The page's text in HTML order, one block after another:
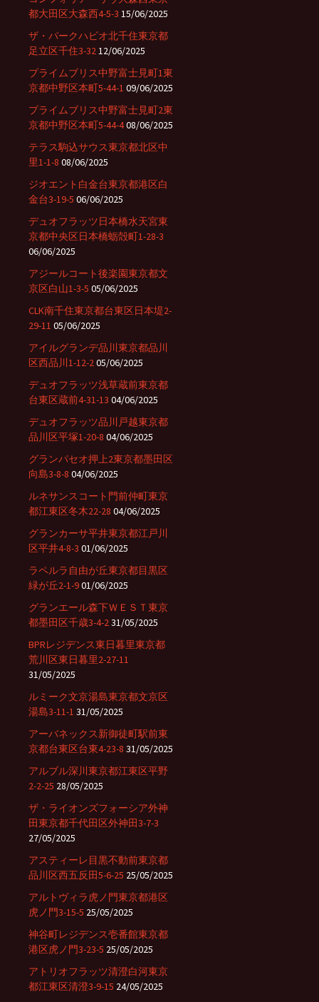
都大田区大森西4-5-3 15/06/2025
ザ・パークハビオ北千住東京都
足立区千住3-3212/06/2025
プライムブリス中野富士見町1東
京都中野区本町5-44-1 09/06/2025
プライムブリス中野富士見町2東
京都中野区本町5-44-408/06/2025
テラス駒込サウス東京都北区中
里1-1-8 08/06/2025
ジオエント白金台東京都港区白
金台3-19-5 06/06/2025
デュオフラッツ日本橋水天宮東
京都中央区日本橋蛎殻町1-28-3
06/06/2025
アジールコート後楽園東京都文
京区白山1-3-5 05/06/2025
CLK南千住東京都台東区日本堤2-
29-11 05/06/2025
アイルグランデ品川東京都品川
区西品川1-12-205/06/2025
デュオフラッツ浅草蔵前東京都
台東区蔵前4-31-13 04/06/2025
デュオフラッツ品川戸越東京都
品川区平塚1-20-8 04/06/2025
グランパセオ押上2東京都墨田区
向島3-8-8 04/06/2025
ルネサンスコート門前仲町東京
都江東区冬木22-28 04/06/2025
グランカーサ平井東京都江戸川
区平井4-8-3 01/06/2025
ラペルラ自由が丘東京都目黒区
緑が丘2-1-901/06/2025
グランエール森下ＷＥＳＴ東京
都墨田区千歳3-4-231/05/2025
BPRレジデンス東日暮里東京都
荒川区東日暮里2-27-11
31/05/2025
ルミーク文京湯島東京都文京区
湯島3-11-1 31/05/2025
アーバネックス新御徒町駅前東
京都台東区台東4-23-8 31/05/2025
アルブル深川東京都江東区平野
2-2-25 28/05/2025
ザ・ライオンズフォーシア外神
田東京都千代田区外神田3-7-3
27/05/2025
アスティーレ目黒不動前東京都
品川区西五反田5-6-25 25/05/2025
アルトヴィラ虎ノ門東京都港区
虎ノ門3-15-5 25/05/2025
神谷町レジデンス壱番館東京都
港区虎ノ門3-23-5 25/05/2025
アトリオフラッツ清澄白河東京
都江東区清澄3-9-15 24/05/2025